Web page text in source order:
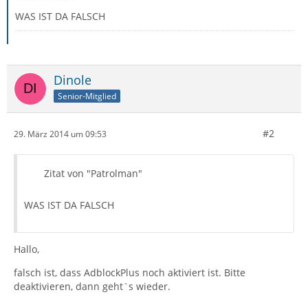
WAS IST DA FALSCH
Dinole
Senior-Mitglied
29. März 2014 um 09:53 #2
Zitat von "Patrolman"
WAS IST DA FALSCH
Hallo,
falsch ist, dass AdblockPlus noch aktiviert ist. Bitte
deaktivieren, dann geht`s wieder.